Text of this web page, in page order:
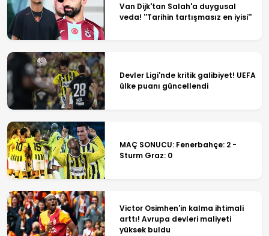
Van Dijk'tan Salah'a duygusal
veda! ''Tarihin tartışmasız en iyisi''
Devler Ligi'nde kritik galibiyet! UEFA
ülke puanı güncellendi
MAÇ SONUCU: Fenerbahçe: 2 -
Sturm Graz: 0
Victor Osimhen'in kalma ihtimali
arttı! Avrupa devleri maliyeti
yüksek buldu